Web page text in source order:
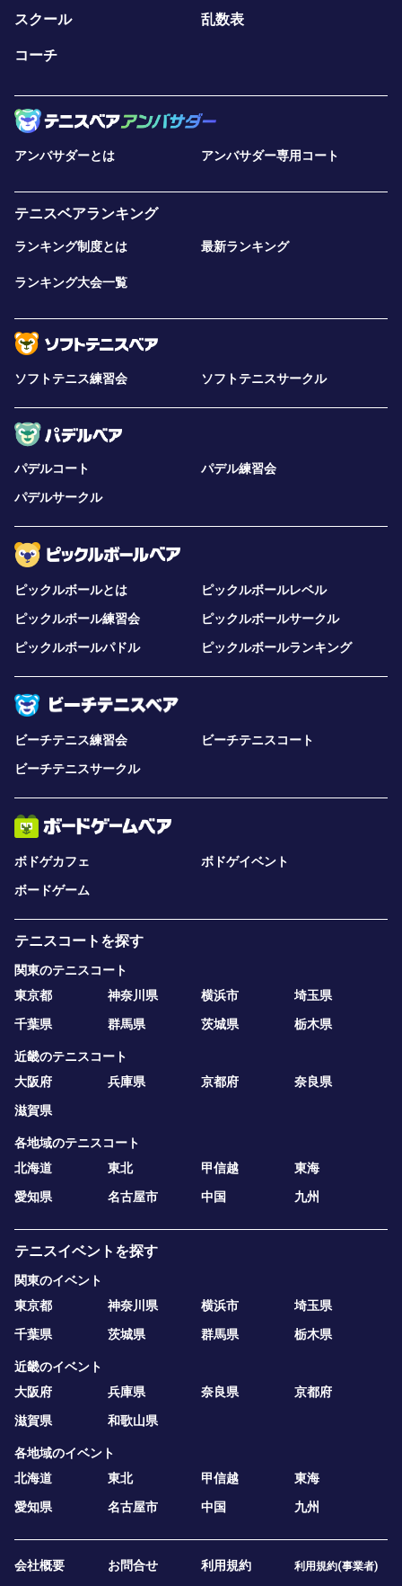
スクール 乱数表
コーチ
アンバサダーとは アンバサダー専用コート
テニスベアランキング
ランキング制度とは 最新ランキング
ランキング大会一覧
ソフトテニス練習会 ソフトテニスサークル
パデルコート
パデル練習会
パデルサークル
ピックルボールとは
ピックルボールレベル
ピックルボール練習会
ピックルボールサークル
ピックルボールパドル
ピックルボールランキング
ビーチテニス練習会
ビーチテニスコート
ビーチテニスサークル
ボドゲカフェ
ボドゲイベント
ボードゲーム
テニスコートを探す
関東のテニスコート
東京都
神奈川県 横浜市
埼玉県
千葉県
群馬県 茨城県 栃木県
近畿のテニスコート
大阪府
兵庫県 京都府
奈良県
滋賀県
各地域のテニスコート
北海道
東北 甲信越
東海
愛知県
名古屋市 中国 九州
テニスイベントを探す
関東のイベント
東京都
神奈川県 横浜市
埼玉県
千葉県
茨城県 群馬県 栃木県
近畿のイベント
大阪府
兵庫県 奈良県
京都府
滋賀県
和歌山県
各地域のイベント
北海道
東北 甲信越
東海
愛知県
名古屋市 中国 九州
会社概要 お問合せ 利用規約 利用規約(事業者)